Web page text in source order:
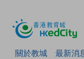
關於教城 最新消